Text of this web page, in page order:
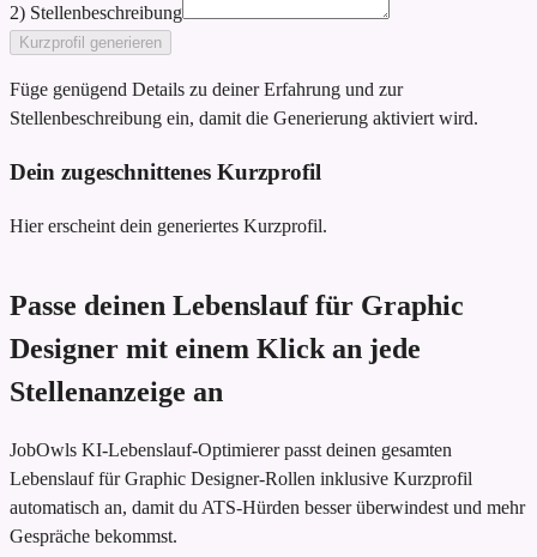
2) Stellenbeschreibung
Kurzprofil generieren
Füge genügend Details zu deiner Erfahrung und zur
Stellenbeschreibung ein, damit die Generierung aktiviert wird.
Dein zugeschnittenes Kurzprofil
Hier erscheint dein generiertes Kurzprofil.
Passe deinen Lebenslauf für Graphic
Designer mit einem Klick an jede
Stellenanzeige an
JobOwls KI-Lebenslauf-Optimierer passt deinen gesamten
Lebenslauf für Graphic Designer-Rollen inklusive Kurzprofil
automatisch an, damit du ATS-Hürden besser überwindest und mehr
Gespräche bekommst.